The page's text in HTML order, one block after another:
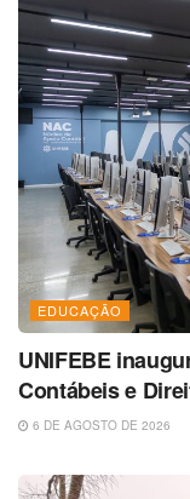
EDUCAÇÃO
UNIFEBE
Contábeis e
6 DE AGOSTO DE 2026